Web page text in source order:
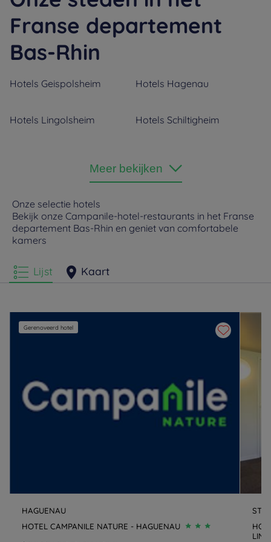
Franse departement
Bas-Rhin
Hotels Geispolsheim Hotels Hagenau
Hotels Lingolsheim Hotels Schiltigheim
Meer bekijken
Onze selectie hotels
Bekijk onze Campanile-hotel-restaurants in het Franse
departement Bas-Rhin en geniet van comfortabele
kamers
Lijst Kaart
Gerenoveerd hotel
HAGUENAU
HOTEL CAMPANILE NATURE - HAGUENAU